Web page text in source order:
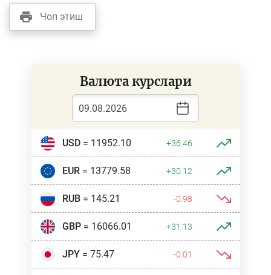
Чоп этиш
Валюта курслари
USD= 11952.10 +36.46
EUR= 13779.58 +30.12
RUB= 145.21 -0.98
GBP= 16066.01 +31.13
JPY= 75.47 -0.01